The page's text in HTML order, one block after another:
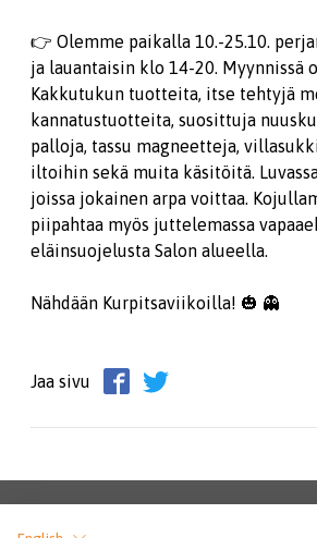
👉 Olemme paikalla 10.-25.10.
ja lauantaisin klo 14-20. Myynnissä
Kakkutukun tuotteita, itse tehtyjä
kannatustuotteita, suosittuja
palloja, tassu magneetteja,
iltoihin sekä muita käsitöitä.
joissa jokainen arpa voittaa.
piipahtaa myös juttelemassa
eläinsuojelusta Salon alueella.
Nähdään Kurpitsaviikoilla! 🎃 👻
Jaa sivu